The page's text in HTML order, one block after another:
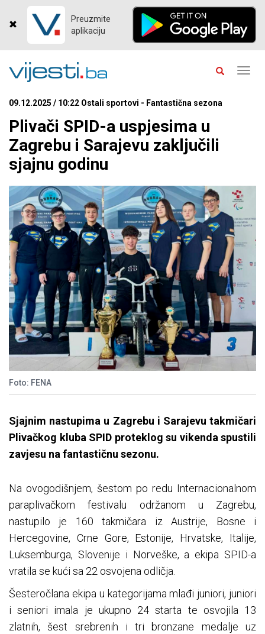
Preuzmite
aplikaciju
09.12.2025 / 10:22 Ostali sportovi - Fantastična sezona
Plivači SPID-a uspjesima u
Zagrebu i Sarajevu zaključili
sjajnu godinu
Foto: FENA
Sjajnim nastupima u Zagrebu i Sarajevu takmičari
Plivačkog kluba SPID proteklog su vikenda spustili
zavjesu na fantastičnu sezonu.
Na ovogodišnjem, šestom po redu Internacionalnom
paraplivačkom festivalu održanom u Zagrebu,
nastupilo je 160 takmičara iz Austrije, Bosne i
Hercegovine, Crne Gore, Estonije, Hrvatske, Italije,
Luksemburga, Slovenije i Norveške, a ekipa SPID-a
vratila se kući sa 22 osvojena odličja.
Šesteročlana ekipa u kategorijama mlađi juniori, juniori
i seniori imala je ukupno 24 starta te osvojila 13
zlatnih, šest srebrenih i tri bronzane medalje uz